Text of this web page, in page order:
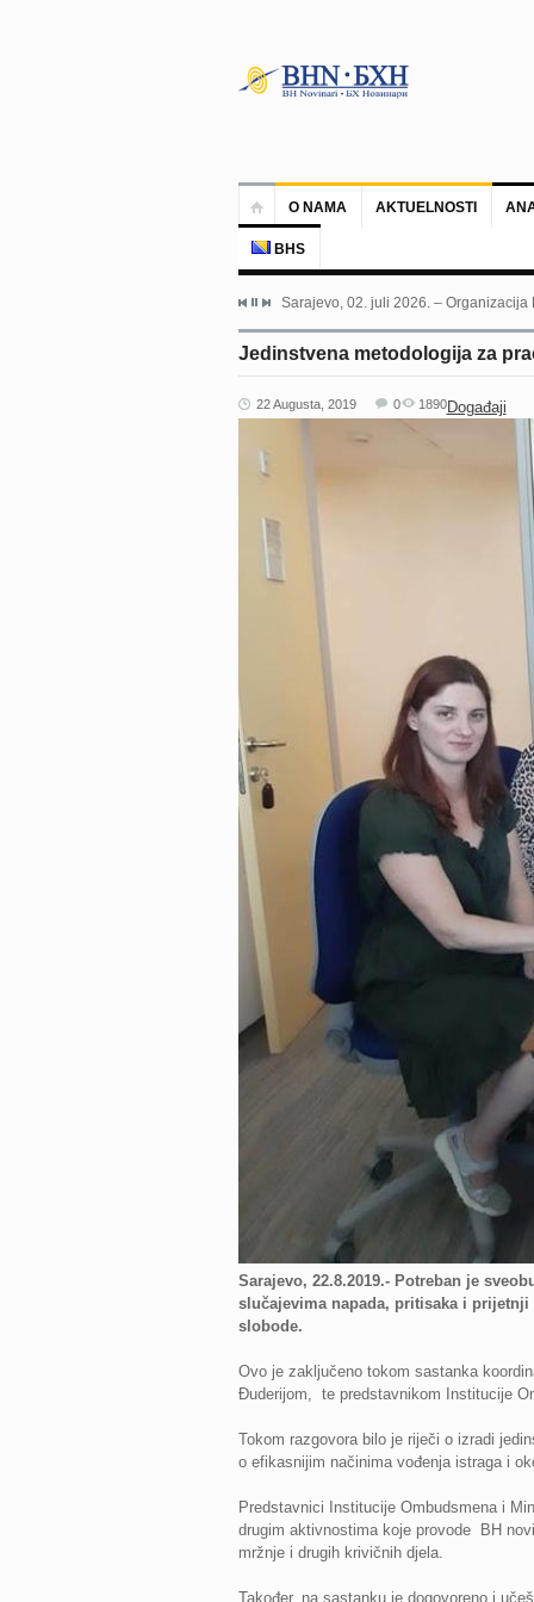
O NAMA AKTUELNOSTI
BHS
Sarajevo, 02. juli 2026. –
Jedinstvena metodologija za
22 Augusta, 2019 Događaji
0 1890
Sarajevo, 22.8.2019.- Potreban je
slučajevima napada, pritisaka i
slobode.
Ovo je zaključeno tokom sastanka
Đuderijom, te predstavnikom Institucije
Tokom razgovora bilo je riječi o izradi
o efikasnijim načinima vođenja istraga i
Predstavnici Institucije Ombudsmena i
drugim aktivnostima koje provode BH
mržnje i drugih krivičnih djela.
Također, na sastanku je dogovoreno i